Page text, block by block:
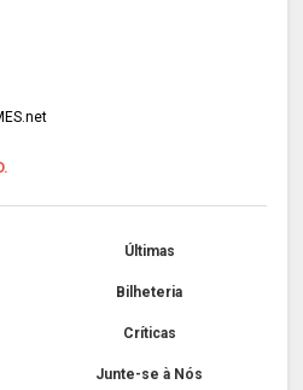
Últimas
Bilheteria
Críticas
Junte-se à Nós